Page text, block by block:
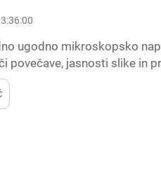
ugodno mikroskopsko
povečave, jasnosti slike in
proračuna. Zbiratelji in